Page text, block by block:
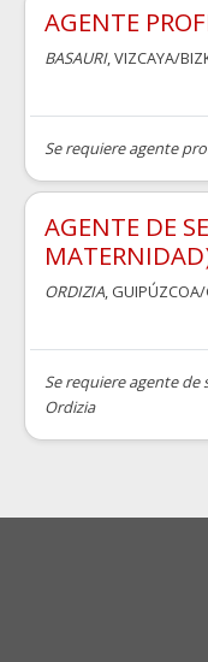
AGENTE
BASAURI, VIZCAYA/
Se requiere agente
AGENTE DE
ORDIZIA,
Se requiere agente
Ordizia